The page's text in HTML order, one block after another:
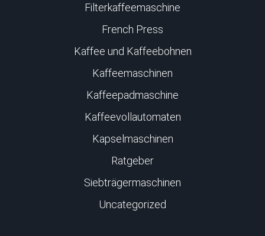
Filterkaffeemaschine
French Press
Kaffee und Kaffeebohnen
Kaffeemaschinen
Kaffeepadmaschine
Kaffeevollautomaten
Kapselmaschinen
Ratgeber
Siebträgermaschinen
Uncategorized